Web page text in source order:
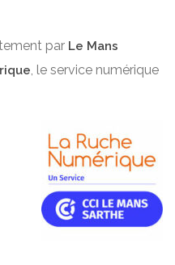
par Le Mans
, le service numérique